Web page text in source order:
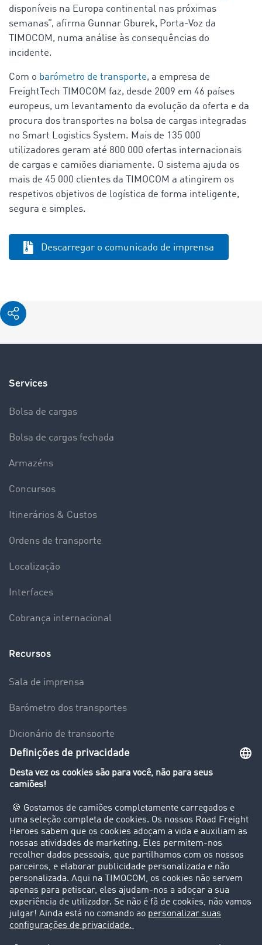
disponíveis na Europa continental nas próximas
semanas”, afirma Gunnar Gburek, Porta-Voz da
TIMOCOM, numa análise às consequências do
incidente.
Com o barómetro de transporte, a empresa de
FreightTech TIMOCOM faz, desde 2009 em 46 países
europeus, um levantamento da evolução da oferta e da
procura dos transportes na bolsa de cargas integradas
no Smart Logistics System. Mais de 135 000
utilizadores geram até 800 000 ofertas internacionais
de cargas e camiões diariamente. O sistema ajuda os
mais de 45 000 clientes da TIMOCOM a atingirem os
respetivos objetivos de logística de forma inteligente,
segura e simples.
Descarregar o comunicado de imprensa
Services
Bolsa de cargas
Bolsa de cargas fechada
Armazéns
Concursos
Itinerários & Custos
Ordens de transporte
Localização
Interfaces
Cobrança internacional
Recursos
Sala de imprensa
Barómetro dos transportes
Dicionário de transporte
Visão geral da Bolsa de Cargas
Clientes recomendam clientes
Casos de sucesso
Suporte
Suporte